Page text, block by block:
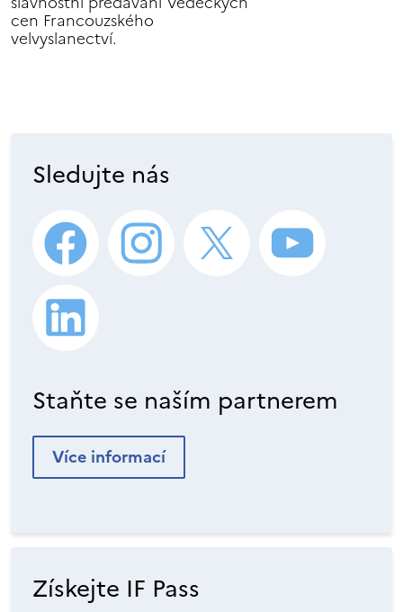
cen Francouzského
velvyslanectví.
Sledujte nás
Staňte se naším partnerem
Více informací
Získejte IF Pass